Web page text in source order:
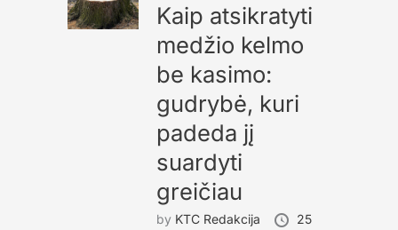
Kaip atsikratyti
medžio kelmo
be kasimo:
gudrybė, kuri
padeda jį
suardyti
greičiau
by KTC Redakcija
25